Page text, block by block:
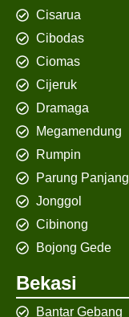
Cisarua
Cibodas
Ciomas
Cijeruk
Dramaga
Megamendung
Rumpin
Parung Panjang
Jonggol
Cibinong
Bojong Gede
Bekasi
Bantar Gebang